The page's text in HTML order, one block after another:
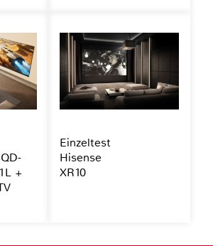
+
Einzeltest
Hisense
XR10